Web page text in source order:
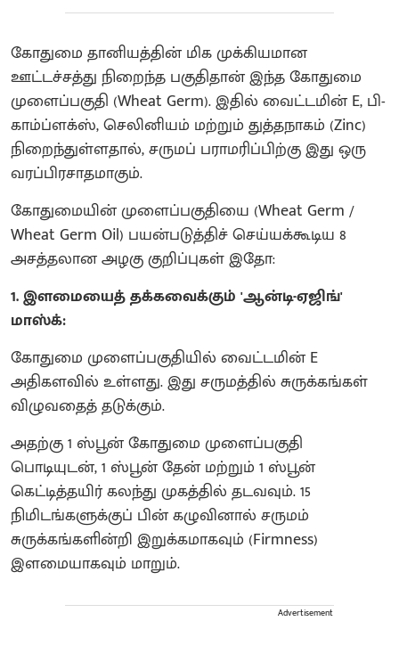
கோதுமை தானியத்தின் மிக முக்கியமான
ஊட்டச்சத்து நிறைந்த பகுதிதான் இந்த கோதுமை
முளைப்பகுதி (Wheat Germ). இதில் வைட்டமின் E, பி-
காம்ப்ளக்ஸ், செலினியம் மற்றும் துத்தநாகம் (Zinc)
நிறைந்துள்ளதால், சருமப் பராமரிப்பிற்கு இது ஒரு
வரப்பிரசாதமாகும்.
கோதுமையின் முளைப்பகுதியை (Wheat Germ /
Wheat Germ Oil) பயன்படுத்திச் செய்யக்கூடிய 8
அசத்தலான அழகு குறிப்புகள் இதோ:
1. இளமையைத் தக்கவைக்கும் 'ஆன்டி-ஏஜிங்'
மாஸ்க்:
கோதுமை முளைப்பகுதியில் வைட்டமின் E
அதிகளவில் உள்ளது. இது சருமத்தில் சுருக்கங்கள்
விழுவதைத் தடுக்கும்.
அதற்கு 1 ஸ்பூன் கோதுமை முளைப்பகுதி
பொடியுடன், 1 ஸ்பூன் தேன் மற்றும் 1 ஸ்பூன்
கெட்டித்தயிர் கலந்து முகத்தில் தடவவும். 15
நிமிடங்களுக்குப் பின் கழுவினால் சருமம்
சுருக்கங்களின்றி இறுக்கமாகவும் (Firmness)
இளமையாகவும் மாறும்.
Advertisement